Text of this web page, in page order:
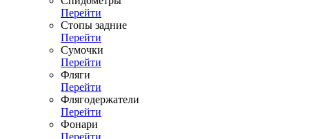
Перейти
Стопы задние
Перейти
Сумочки
Перейти
Фляги
Перейти
Флягодержатели
Перейти
Фонари
Перейти